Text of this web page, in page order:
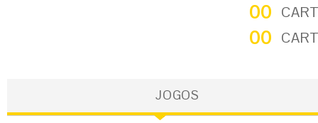
00
00
JOGOS